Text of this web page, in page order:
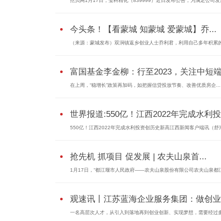
今头条！【看蒙城 知蒙城 爱蒙城】乔...
（来源：蒙城发布）双涧镇返乡创业人士乔利君，利用自己多年积累
富国基金李金柳：行至2023，关注中短
在上周，“稳增长”政策再加码，如把握信贷投放节奏、改善优质房企...
世界报道:550亿！江西2022年完成水利
550亿！江西2022年完成水利投资创历史新高江西新闻客户端讯（舒
抢先机 抓项目 促发展 | 农夫山泉首...
1月17日，“都江堰市人民政府——农夫山泉股份有限公司农夫山泉都
观速讯丨江苏蓝海企业服务集团：做创
一名高层次人才，从引入到落地再到创业创新、实现梦想，需要经过